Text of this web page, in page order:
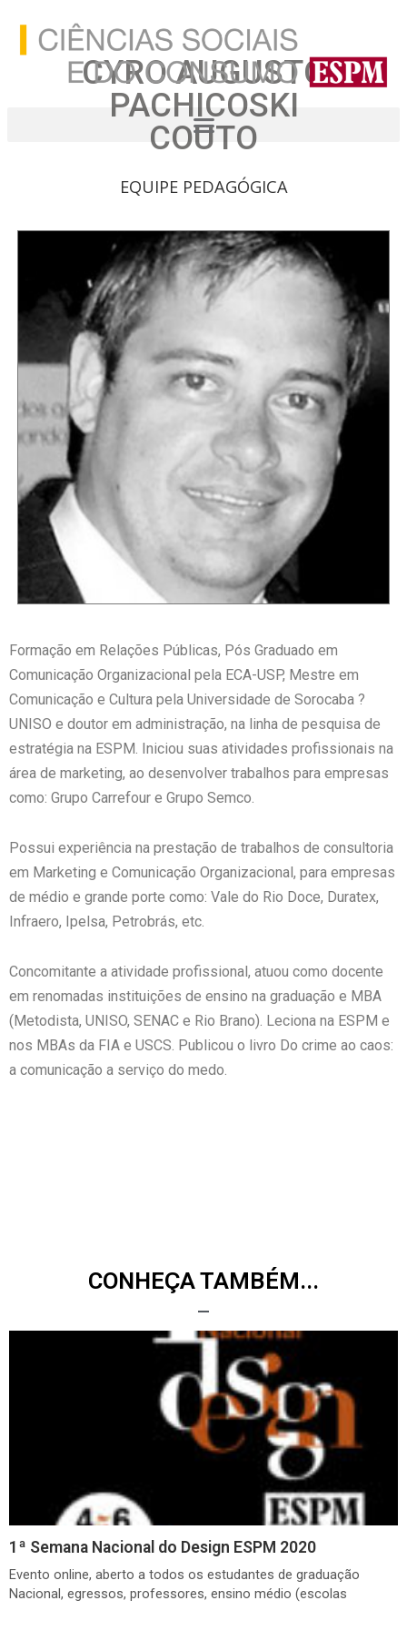
CYRO AUGUSTO
PACHICOSKI
COUTO
EQUIPE PEDAGÓGICA
Formação em Relações Públicas, Pós Graduado em
Comunicação Organizacional pela ECA-USP, Mestre em
Comunicação e Cultura pela Universidade de Sorocaba ?
UNISO e doutor em administração, na linha de pesquisa de
estratégia na ESPM. Iniciou suas atividades profissionais na
área de marketing, ao desenvolver trabalhos para empresas
como: Grupo Carrefour e Grupo Semco.
Possui experiência na prestação de trabalhos de consultoria
em Marketing e Comunicação Organizacional, para empresas
de médio e grande porte como: Vale do Rio Doce, Duratex,
Infraero, Ipelsa, Petrobrás, etc.
Concomitante a atividade profissional, atuou como docente
em renomadas instituições de ensino na graduação e MBA
(Metodista, UNISO, SENAC e Rio Brano). Leciona na ESPM e
nos MBAs da FIA e USCS. Publicou o livro Do crime ao caos:
a comunicação a serviço do medo.
CONHEÇA TAMBÉM...
1ª Semana Nacional do Design ESPM 2020
Evento online, aberto a todos os estudantes de graduação
Nacional, egressos, professores, ensino médio (escolas